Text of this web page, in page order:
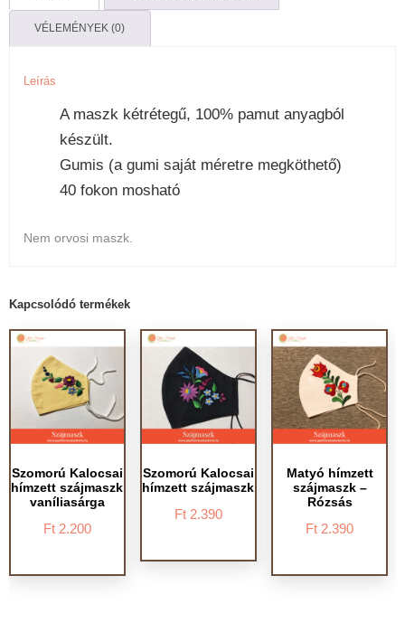
VÉLEMÉNYEK (0)
Leírás
A maszk kétrétegű, 100% pamut anyagból
készült.
Gumis (a gumi saját méretre megköthető)
40 fokon mosható
Nem orvosi maszk.
Kapcsolódó termékek
Szomorú Kalocsai
hímzett szájmaszk
vaníliasárga
Ft2.200
Szomorú Kalocsai
hímzett szájmaszk
Ft2.390
Matyó hímzett
szájmaszk –
Rózsás
Ft 2.390